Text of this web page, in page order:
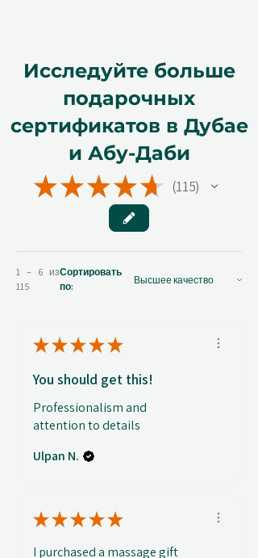
Исследуйте больше
подарочных
сертификатов в Дубае
и Абу-Даби
★★★★★ 115
115
1 – 6 из
115
Сортировать
по:
★★★★★
You should get this!
Professionalism and
attention to details
Ulpan N.
★★★★★
I purchased a massage gift